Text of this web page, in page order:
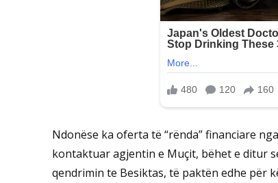
Ndonëse ka oferta të “rënda” financiare
kontaktuar agjentin e Muçit, bëhet e ditur
qendrimin te Besiktas, të paktën edhe për